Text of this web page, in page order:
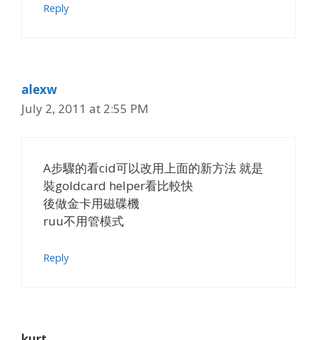
Reply
alexw
July 2, 2011 at 2:55 PM
A步驟的看cid可以改用上面的新方法 就是
裝goldcard helper看比較快
後做金卡用磁碟機
ruu不用管模式
Reply